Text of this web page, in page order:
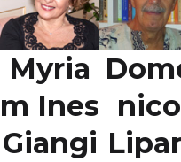
Myria
m Ines
Giangi
nico